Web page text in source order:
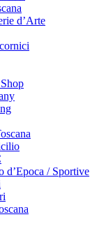
d’Arte
d’Epoca / Sportive